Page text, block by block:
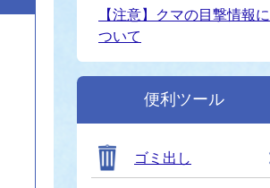
【注意】クマの目撃情報に
ついて
便利ツール
ゴミ出し